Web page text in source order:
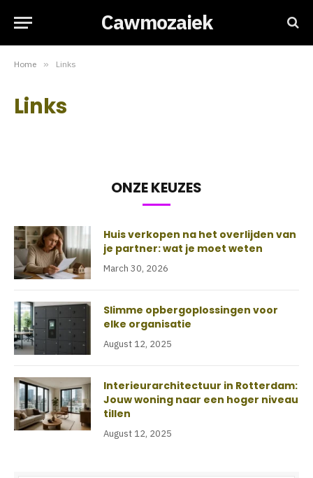
Cawmozaiek
Home » Links
Links
ONZE KEUZES
Huis verkopen na het overlijden van
je partner: wat je moet weten
March 30, 2026
Slimme opbergoplossingen voor
elke organisatie
August 12, 2025
Interieurarchitectuur in Rotterdam:
Jouw woning naar een hoger niveau
tillen
August 12, 2025